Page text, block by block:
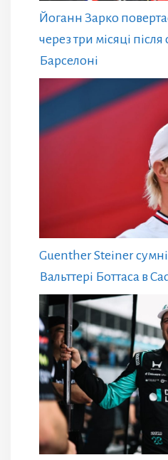
Йоганн Зарко
через три місяці
Барселоні
Guenther Steiner
Вальттері Боттаса в